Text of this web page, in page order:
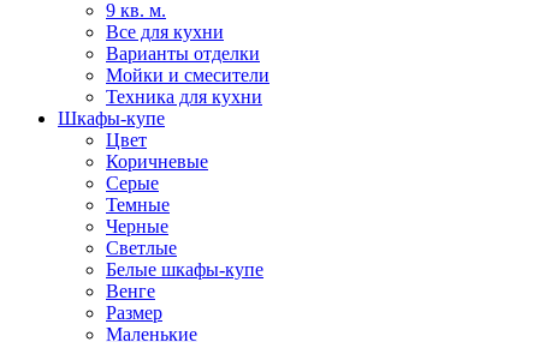
9 кв. м.
Все для кухни
Варианты отделки
Мойки и смесители
Техника для кухни
Шкафы-купе
Цвет
Коричневые
Серые
Темные
Черные
Светлые
Белые шкафы-купе
Венге
Размер
Маленькие